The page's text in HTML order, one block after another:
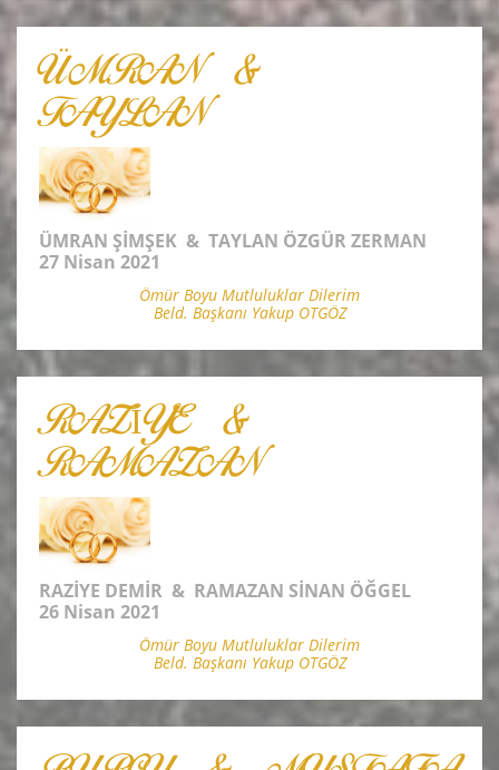
ÜMRAN &
TAYLAN
ÜMRAN ŞİMŞEK & TAYLAN ÖZGÜR ZERMAN
27 Nisan 2021
Ömür Boyu Mutluluklar Dilerim
Beld. Başkanı Yakup OTGÖZ
RAZİYE &
RAMAZAN
RAZİYE DEMİR & RAMAZAN SİNAN ÖĞGEL
26 Nisan 2021
Ömür Boyu Mutluluklar Dilerim
Beld. Başkanı Yakup OTGÖZ